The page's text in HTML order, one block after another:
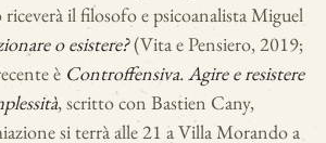
il filosofo e psicoanalista Miguel
o esistere?(Vita e Pensiero, 2019;
è Controffensiva. Agire e resistere
, scritto con Bastien Cany,
si terrà alle 21 a Villa Morando a